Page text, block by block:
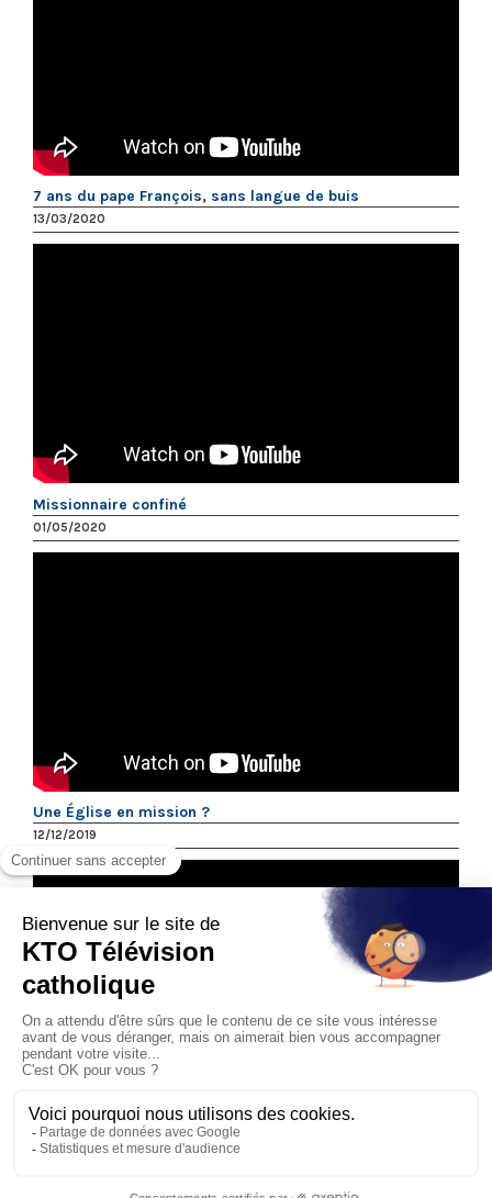
7 ans du pape François, sans langue de buis
13/03/2020
Missionnaire confiné
01/05/2020
Une Église en mission ?
12/12/2019
Qu’est-ce qu’une vision pastorale ? par le père André
Sarota